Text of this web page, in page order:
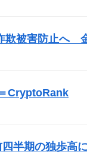
欺被害防止へ
CryptoRank
半期の独歩高